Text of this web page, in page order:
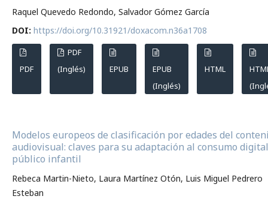
Raquel Quevedo Redondo, Salvador Gómez García
DOI: https://doi.org/10.31921/doxacom.n36a1708
PDF
PDF
(Inglés)
EPUB
EPUB
(Inglés)
HTML
Modelos europeos de clasificación por edades del
audiovisual: claves para su adaptación al consumo
público infantil
Rebeca Martin-Nieto, Laura Martínez Otón, Luis Miguel Pedrero
Esteban